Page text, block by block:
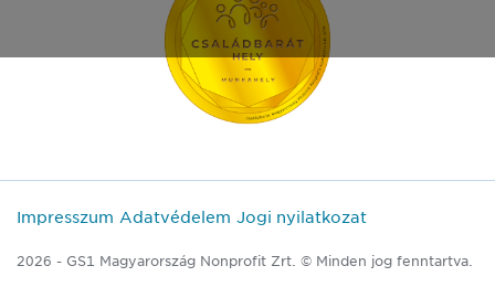
Impresszum Adatvédelem Jogi nyilatkozat
2026 - GS1 Magyarország Nonprofit Zrt. © Minden jog fenntartva.